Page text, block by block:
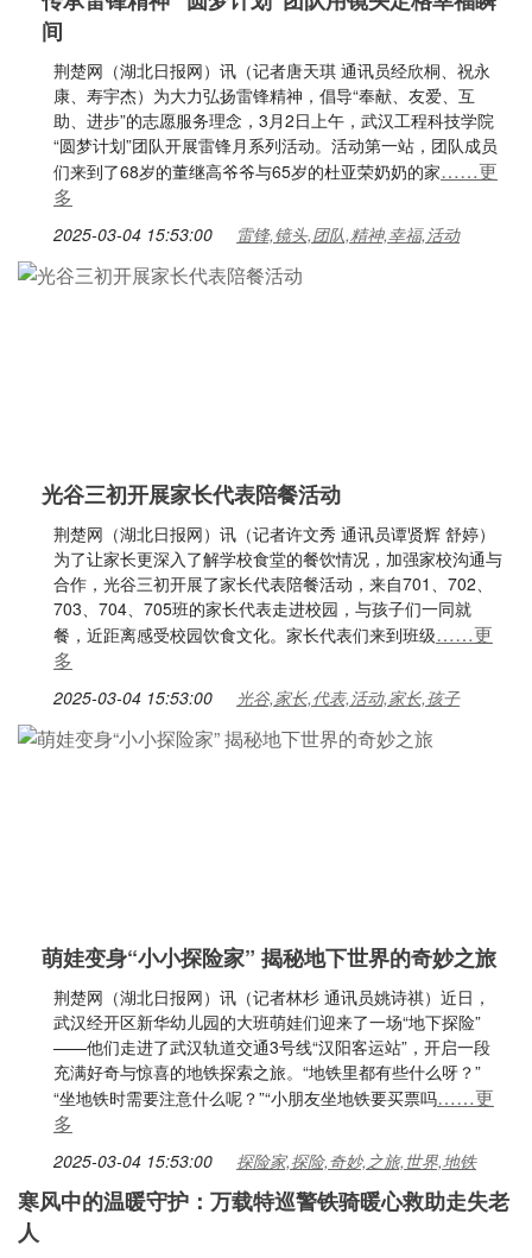
间
荆楚网（湖北日报网）讯（记者唐天琪 通讯员经欣桐、祝永
康、寿宇杰）为大力弘扬雷锋精神，倡导“奉献、友爱、互
助、进步”的志愿服务理念，3月2日上午，武汉工程科技学院
“圆梦计划”团队开展雷锋月系列活动。活动第一站，团队成员
们来到了68岁的董继高爷爷与65岁的杜亚荣奶奶的家……更
多
2025-03-04 15:53:00 雷锋,镜头,团队,精神,幸福,活动
光谷三初开展家长代表陪餐活动
荆楚网（湖北日报网）讯（记者许文秀 通讯员谭贤辉 舒婷）
为了让家长更深入了解学校食堂的餐饮情况，加强家校沟通与
合作，光谷三初开展了家长代表陪餐活动，来自701、702、
703、704、705班的家长代表走进校园，与孩子们一同就
餐，近距离感受校园饮食文化。家长代表们来到班级……更
多
2025-03-04 15:53:00 光谷,家长,代表,活动,家长,孩子
萌娃变身“小小探险家” 揭秘地下世界的奇妙之旅
荆楚网（湖北日报网）讯（记者林杉 通讯员姚诗祺）近日，
武汉经开区新华幼儿园的大班萌娃们迎来了一场“地下探险”
——他们走进了武汉轨道交通3号线“汉阳客运站”，开启一段
充满好奇与惊喜的地铁探索之旅。“地铁里都有些什么呀？”
“坐地铁时需要注意什么呢？”“小朋友坐地铁要买票吗……更
多
2025-03-04 15:53:00 探险家,探险,奇妙,之旅,世界,地铁
寒风中的温暖守护：万载特巡警铁骑暖心救助走失老
人